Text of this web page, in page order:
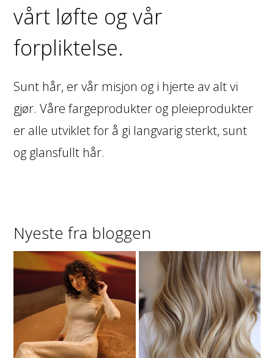
vårt løfte og vår
forpliktelse.
Sunt hår, er vår misjon og i hjerte av alt vi
gjør. Våre fargeprodukter og pleieprodukter
er alle utviklet for å gi langvarig sterkt, sunt
og glansfullt hår.
Nyeste fra bloggen